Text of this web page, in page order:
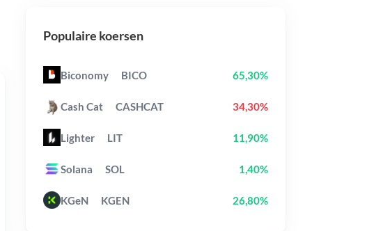
Populaire koersen
Biconomy BICO 65,30%
Cash Cat CASHCAT 34,30%
Lighter LIT 11,90%
Solana SOL 1,40%
KGeN KGEN 26,80%